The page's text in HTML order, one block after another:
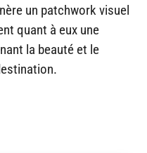
un patchwork visuel
quant à eux une
la beauté et le